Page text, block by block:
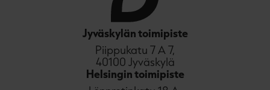
Jyväskylän toimipiste
Piippukatu 7 A 7,
40100 Jyväskylä
Helsingin toimipiste